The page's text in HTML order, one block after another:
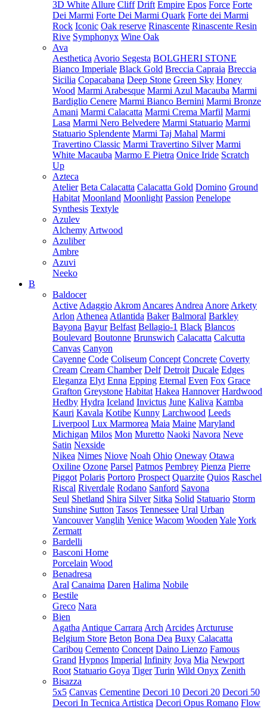
3D White Allure Cliff Drift Empire Epos Force Forte
Dei Marmi Forte Dei Marmi Quark Forte dei Marmi
Rock Iconic Oak reserve Rinascente Rinascente Resin
Rive Symphonyx Wine Oak
Ava
Aesthetica Avorio Segesta BOLGHERI STONE
Bianco Imperiale Black Gold Breccia Capraia Breccia
Sicilia Copacabana Deep Stone Green Sky Honey
Wood Marmi Arabesque Marmi Azul Macauba Marmi
Bardiglio Cenere Marmi Bianco Bernini Marmi Bronze
Amani Marmi Calacatta Marmi Crema Marfil Marmi
Lasa Marmi Nero Belvedere Marmi Statuario Marmi
Statuario Splendente Marmi Taj Mahal Marmi
Travertino Classic Marmi Travertino Silver Marmi
White Macauba Marmo E Pietra Onice Iride Scratch
Up
Azteca
Atelier Beta Calacatta Calacatta Gold Domino Ground
Habitat Moonland Moonlight Passion Penelope
Synthesis Textyle
Azulev
Alchemy Artwood
Azuliber
Ambre
Azuvi
Neeko
B
Baldocer
Active Adaggio Akrom Ancares Andrea Anore Arkety
Arlon Athenea Atlantida Baker Balmoral Barkley
Bayona Bayur Belfast Bellagio-1 Black Blancos
Boulevard Boutonne Brunswich Calacatta Calcutta
Canvas Canyon
Cayenne Code Coliseum Concept Concrete Coverty
Cream Cream Chamber Delf Detroit Ducale Edges
Eleganza Elyt Enna Epping Eternal Even Fox Grace
Grafton Greystone Habitat Hakea Hannover Hardwood
Hedby Hydra Iceland Invictus June Kaliva Kamba
Kauri Kavala Kotibe Kunny Larchwood Leeds
Liverpool Lux Marmorea Maia Maine Maryland
Michigan Milos Mon Muretto Naoki Navora Neve
Satin Nexside
Nikea Nimes Niove Noah Ohio Oneway Otawa
Oxiline Ozone Parsel Patmos Pembrey Pienza Pierre
Piggot Polaris Portoro Prospect Quarzite Quios Raschel
Riscal Riverdale Rodano Sanford Savona
Seul Shetland Shira Silver Sitka Solid Statuario Storm
Sunshine Sutton Tasos Tennessee Ural Urban
Vancouver Vanglih Venice Wacom Wooden YaleYork
Zermatt
Bardelli
Basconi Home
Porcelain Wood
Benadresa
Aral Canaima Daren Halima Nobile
Bestile
Greco Nara
Bien
Agatha Antique Carrara Arch Arcides Arcturuse
Belgium Store Beton Bona Dea Buxy Calacatta
Caribou Cemento Concept Daino Lienzo Famous
Grand Hypnos Imperial Infinity Joya Mia Newport
Root Statuario Goya Tiger Turin Wild Onyx Zenith
Bisazza
5x5 Canvas Cementine Decori 10 Decori 20 Decori 50
Decori In Tecnica Artistica Decori Opus Romano Flow